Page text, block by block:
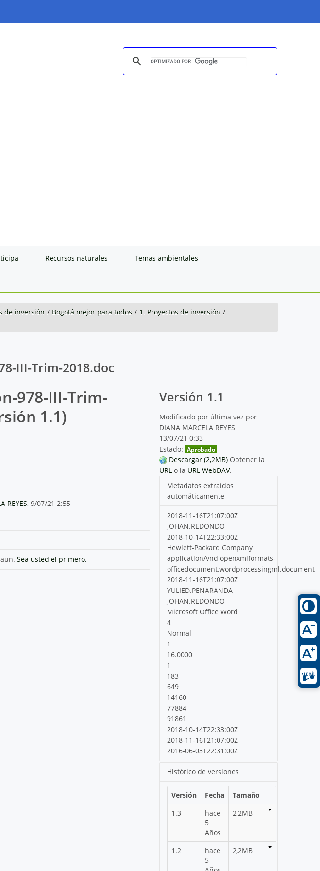
Recursos naturales Temas ambientales
de inversión / Bogotá mejor para todos / 1. Proyectos de inversión /
III-Trim-2018.doc
978-III-Trim-
1.1)
REYES, 9/07/21 2:55
Sea usted el primero.
Versión 1.1
Modificado por última vez por
DIANA MARCELA REYES
13/07/21 0:33
Estado: Aprobado
Descargar (2,2MB) Obtener la
URL o la URL WebDAV.
Metadatos extraídos
automáticamente
2018-11-16T21:07:00Z
JOHAN.REDONDO
2018-10-14T22:33:00Z
Hewlett-Packard Company
application/vnd.openxmlformats-
officedocument.wordprocessingml.document
2018-11-16T21:07:00Z
YULIED.PENARANDA
JOHAN.REDONDO
Microsoft Office Word
4
Normal
1
16.0000
1
183
649
14160
77884
91861
2018-10-14T22:33:00Z
2018-11-16T21:07:00Z
2016-06-03T22:31:00Z
Histórico de versiones
Versión Fecha
Tamaño
1.3
hace
5
Años
2,2MB
1.2
hace
5
2,2MB